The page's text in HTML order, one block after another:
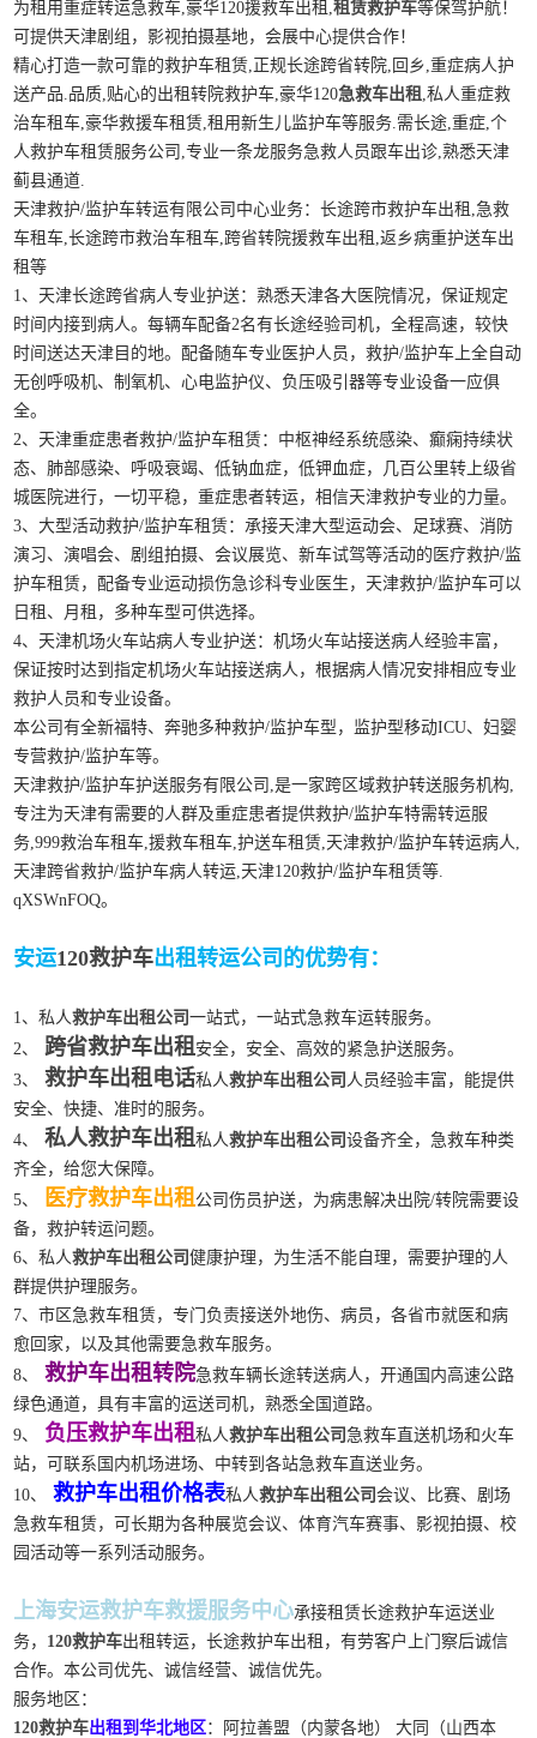
为租用重症转运急救车,豪华120援救车出租,租赁救护车等保驾护航！
可提供天津剧组，影视拍摄基地，会展中心提供合作！
精心打造一款可靠的救护车租赁,正规长途跨省转院,回乡,重症病人护
送产品.品质,贴心的出租转院救护车,豪华120急救车出租 ,私人重症救
治车租车,豪华救援车租赁,租用新生儿监护车等服务.需长途,重症,个
人救护车租赁服务公司,专业一条龙服务急救人员跟车出诊,熟悉天津
蓟县通道.
天津救护/监护车转运有限公司中心业务：长途跨市救护车出租,急救
车租车,长途跨市救治车租车,跨省转院援救车出租,返乡病重护送车出
租等
1、天津长途跨省病人专业护送：熟悉天津各大医院情况，保证规定
时间内接到病人。每辆车配备2名有长途经验司机，全程高速，较快
时间送达天津目的地。配备随车专业医护人员，救护/监护车上全自动
无创呼吸机、制氧机、心电监护仪、负压吸引器等专业设备一应俱
全。
2、天津重症患者救护/监护车租赁：中枢神经系统感染、癫痫持续状
态、肺部感染、呼吸衰竭、低钠血症，低钾血症，几百公里转上级省
城医院进行，一切平稳，重症患者转运，相信天津救护专业的力量。
3、大型活动救护/监护车租赁：承接天津大型运动会、足球赛、消防
演习、演唱会、剧组拍摄、会议展览、新车试驾等活动的医疗救护/监
护车租赁，配备专业运动损伤急诊科专业医生，天津救护/监护车可以
日租、月租，多种车型可供选择。
4、天津机场火车站病人专业护送：机场火车站接送病人经验丰富，
保证按时达到指定机场火车站接送病人，根据病人情况安排相应专业
救护人员和专业设备。
本公司有全新福特、奔驰多种救护/监护车型，监护型移动ICU、妇婴
专营救护/监护车等。
天津救护/监护车护送服务有限公司,是一家跨区域救护转送服务机构,
专注为天津有需要的人群及重症患者提供救护/监护车特需转运服
务,999救治车租车,援救车租车,护送车租赁,天津救护/监护车转运病人,
天津跨省救护/监护车病人转运,天津120救护/监护车租赁等.
qXSWnFOQ。
安运120救护车出租转运公司的优势有：
1、私人救护车出租公司一站式，一站式急救车运转服务。
2、
跨省救护车出租 安全，安全、高效的紧急护送服务。
3、
救护车出租电话私人救护车出租公司 人员经验丰富，能提供
安全、快捷、准时的服务。
4、
私人救护车出租私人救护车出租公司设备齐全，急救车种类
齐全，给您大保障。
5、
医疗救护车出租 公司伤员护送，为病患解决出院/转院需要设
备，救护转运问题。
6、私人救护车出租公司健康护理，为生活不能自理，需要护理的人
群提供护理服务。
7、市区急救车租赁，专门负责接送外地伤、病员，各省市就医和病
愈回家，以及其他需要急救车服务。
8、
救护车出租转院急救车辆长途转送病人，开通国内高速公路
绿色通道，具有丰富的运送司机，熟悉全国道路。
9、
负压救护车出租私人救护车出租公司 急救车直送机场和火车
站，可联系国内机场进场、中转到各站急救车直送业务。
10、
救护车出租价格表私人救护车出租公司会议、比赛、剧场
急救车租赁，可长期为各种展览会议、体育汽车赛事、影视拍摄、校
园活动等一系列活动服务。
上海安运救护车救援服务中心承接租赁长途救护车运送业
务， 120救护车出租转运，长途救护车出租，有劳客户上门察后诚信
合作。本公司优先、诚信经营、诚信优先。
服务地区：
120救护车出租到华北地区 ：阿拉善盟（内蒙各地） 大同（山西本